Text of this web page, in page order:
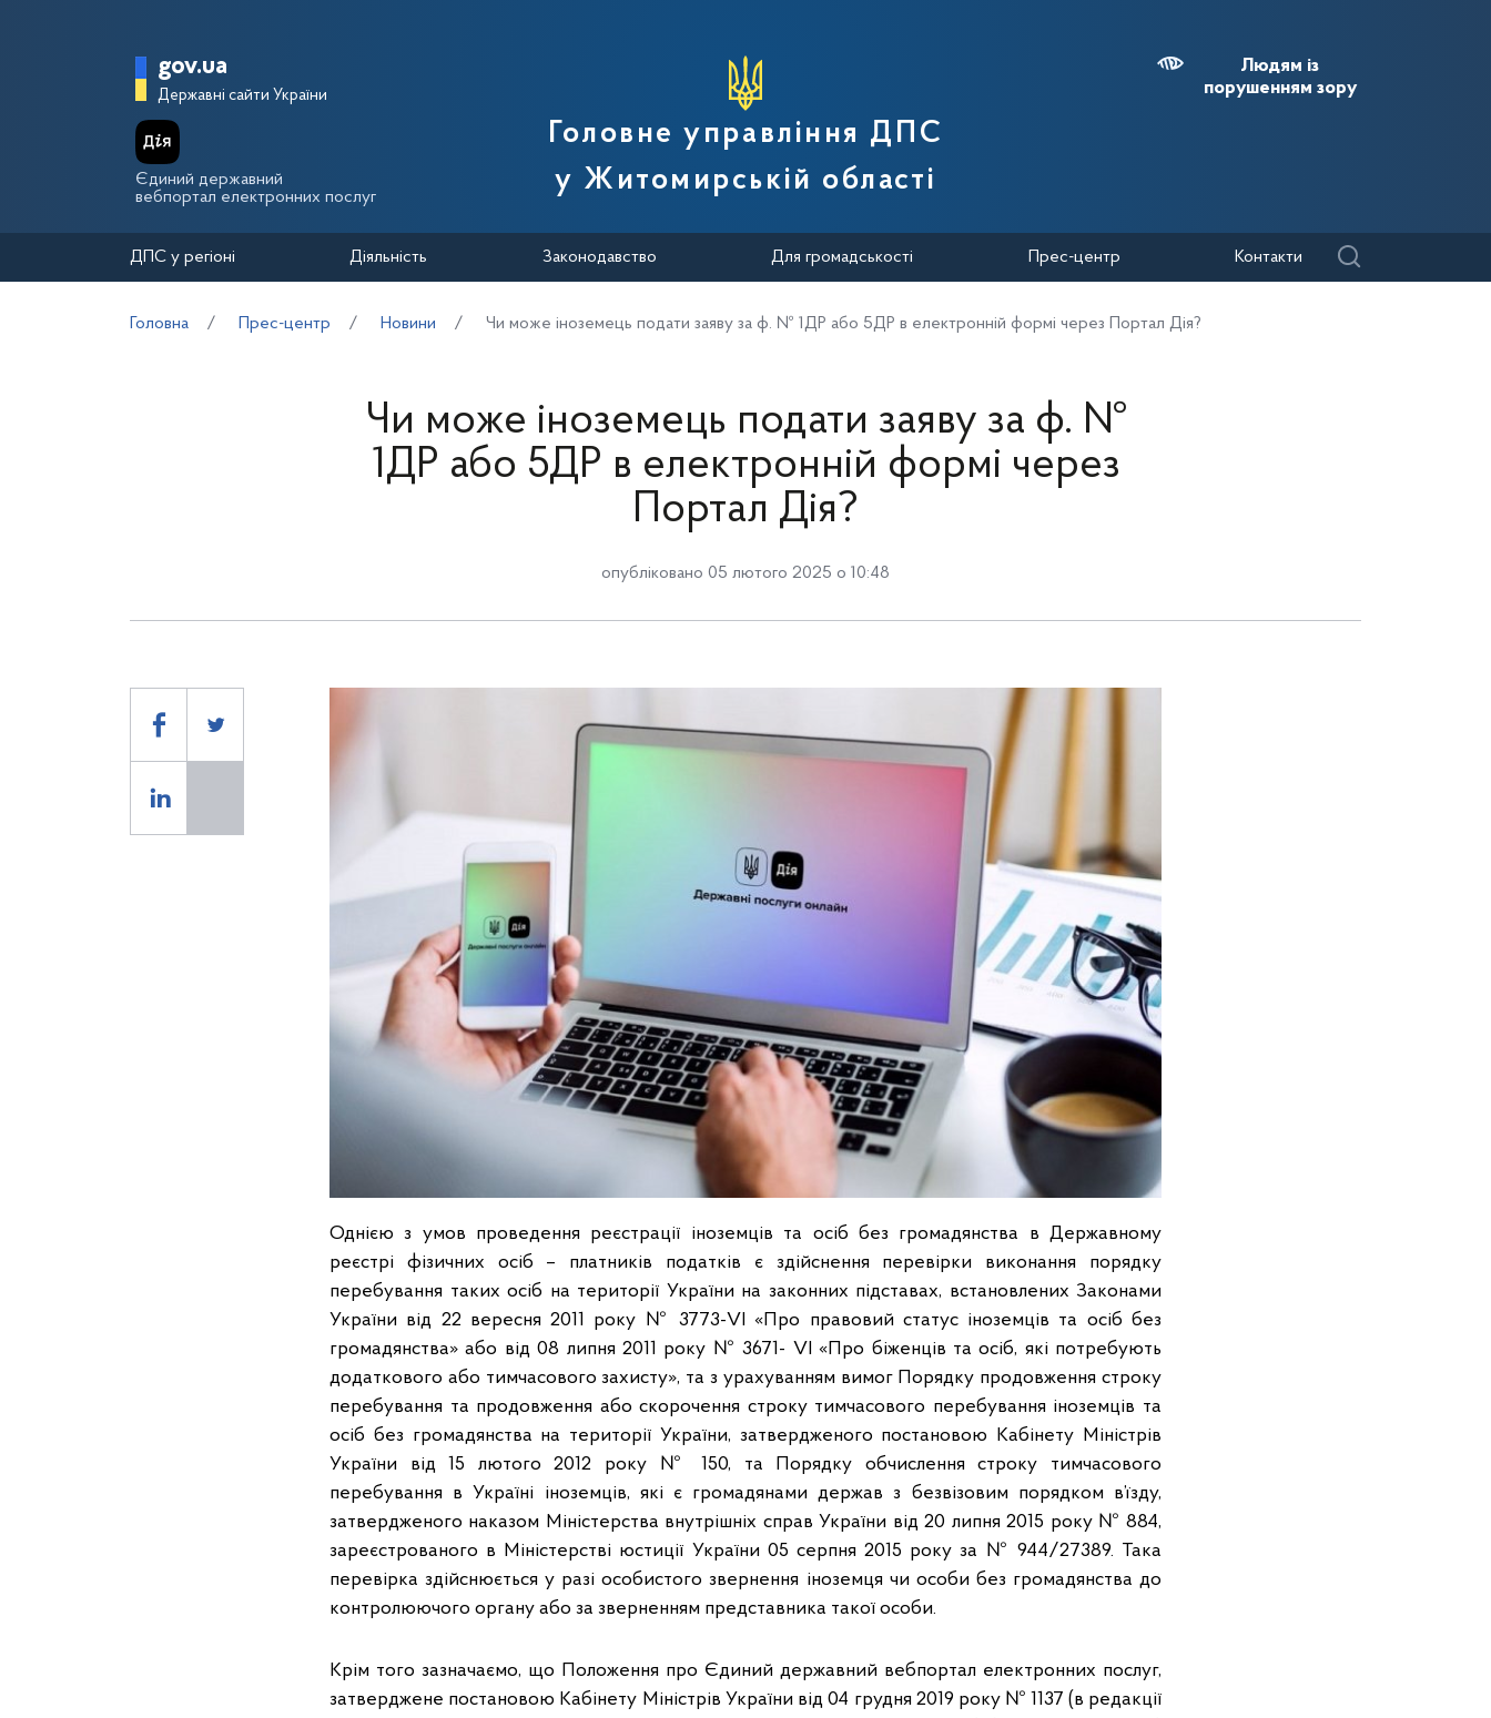
Головна сторінка Державної податкової служби України
gov.ua
Державні сайти України
Єдиний державний
вебпортал електронних послуг
Головне управління ДПС
у Житомирській області
Людям із
порушенням зору
ДПС у регіоні Діяльність Законодавство Для громадськості Прес-центр Контакти
Головна Прес-центр Новини Чи може іноземець подати заяву за ф. № 1ДР або 5ДР в електронній формі через Портал Дія?
Чи може іноземець подати заяву за ф. №
1ДР або 5ДР в електронній формі через
Портал Дія?
опубліковано 05 лютого 2025 о 10:48
Однією з умов проведення реєстрації іноземців та осіб без громадянства в Державному
реєстрі фізичних осіб – платників податків є здійснення перевірки виконання порядку
перебування таких осіб на території України на законних підставах, встановлених Законами
України від 22 вересня 2011 року № 3773-VI «Про правовий статус іноземців та осіб без
громадянства» або від 08 липня 2011 року № 3671- VI «Про біженців та осіб, які потребують
додаткового або тимчасового захисту», та з урахуванням вимог Порядку продовження строку
перебування та продовження або скорочення строку тимчасового перебування іноземців та
осіб без громадянства на території України, затвердженого постановою Кабінету Міністрів
України від 15 лютого 2012 року № 150, та Порядку обчислення строку тимчасового
перебування в Україні іноземців, які є громадянами держав з безвізовим порядком в’їзду,
затвердженого наказом Міністерства внутрішніх справ України від 20 липня 2015 року № 884,
зареєстрованого в Міністерстві юстиції України 05 серпня 2015 року за № 944/27389. Така
перевірка здійснюється у разі особистого звернення іноземця чи особи без громадянства до
контролюючого органу або за зверненням представника такої особи.
Крім того зазначаємо, що Положення про Єдиний державний вебпортал електронних послуг,
затверджене постановою Кабінету Міністрів України від 04 грудня 2019 року № 1137 (в редакції